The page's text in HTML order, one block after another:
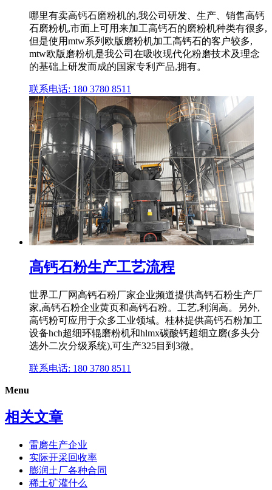
哪里有卖高钙石磨粉机的,我公司研发、生产、销售高钙
石磨粉机,市面上可用来加工高钙石的磨粉机种类有很多,
但是使用mtw系列欧版磨粉机加工高钙石的客户较多,
mtw欧版磨粉机是我公司在吸收现代化粉磨技术及理念
的基础上研发而成的国家专利产品,拥有。
联系电话: 180 3780 8511
高钙石粉生产工艺流程
世界工厂网高钙石粉厂家企业频道提供高钙石粉生产厂
家,高钙石粉企业黄页和高钙石粉。工艺,利润高。另外,
高钙粉可应用于众多工业领域。桂林提供高钙石粉加工
设备hch超细环辊磨粉机和hlmx碳酸钙超细立磨(多头分
选外二次分级系统),可生产325目到3微。
联系电话: 180 3780 8511
Menu
相关文章
雷磨生产企业
实际开采回收率
膨润土厂各种合同
稀土矿灌什么